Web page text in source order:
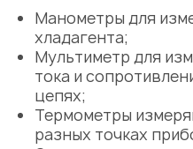
Манометры для
хладагента;
Мультиметр для
тока и
цепях;
Термометры
разных точках